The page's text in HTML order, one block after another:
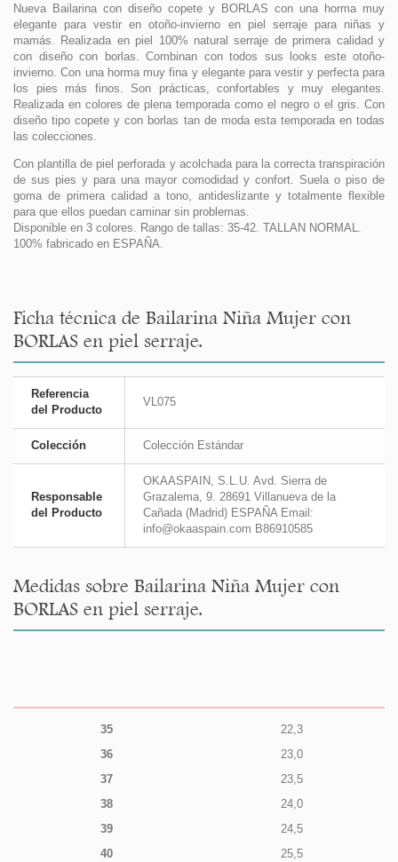
Nueva Bailarina con diseño copete y BORLAS con una horma muy
elegante para vestir en otoño-invierno en piel serraje para niñas y
mamás. Realizada en piel 100% natural serraje de primera calidad y
con diseño con borlas. Combinan con todos sus looks este otoño-
invierno. Con una horma muy fina y elegante para vestir y perfecta para
los pies más finos. Son prácticas, confortables y muy elegantes.
Realizada en colores de plena temporada como el negro o el gris. Con
diseño tipo copete y con borlas tan de moda esta temporada en todas
las colecciones.
Con plantilla de piel perforada y acolchada para la correcta transpiración
de sus pies y para una mayor comodidad y confort. Suela o piso de
goma de primera calidad a tono, antideslizante y totalmente flexible
para que ellos puedan caminar sin problemas.
Disponible en 3 colores. Rango de tallas: 35-42. TALLAN NORMAL.
100% fabricado en ESPAÑA.
Ficha técnica de Bailarina Niña Mujer con
BORLAS en piel serraje.
Referencia
del Producto
VL075
Colección Colección Estándar
Responsable
del Producto
OKAASPAIN, S.L.U. Avd. Sierra de
Grazalema, 9. 28691 Villanueva de la
Cañada (Madrid) ESPAÑA Email:
info@okaaspain.com B86910585
Medidas sobre Bailarina Niña Mujer con
BORLAS en piel serraje.
35
22,3
36
23,0
37
23,5
38
24,0
39
24,5
40
25,5